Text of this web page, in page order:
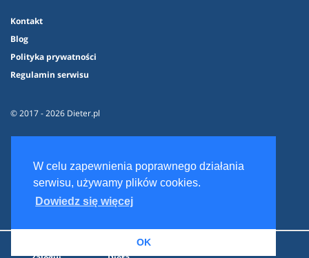
W celu zapewnienia poprawnego działania
serwisu, używamy plików cookies.
Dowiedz się więcej
OK
Kontakt
Blog
Polityka prywatności
Regulamin serwisu
© 2017 - 2026 Dieter.pl